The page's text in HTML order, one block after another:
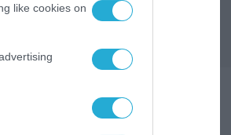
like cookies on
Γάζα
για «το
της